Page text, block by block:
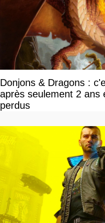
Donjons & Dragons :
après seulement 2 ans
perdus